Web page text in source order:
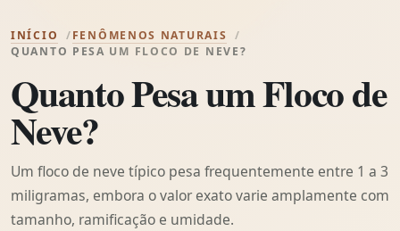
INÍCIO
FENÔMENOS NATURAIS
QUANTO PESA UM FLOCO DE NEVE?
Quanto Pesa um Floco de
Neve?
Um floco de neve típico pesa frequentemente entre 1 a 3
miligramas, embora o valor exato varie amplamente com
tamanho, ramificação e umidade.